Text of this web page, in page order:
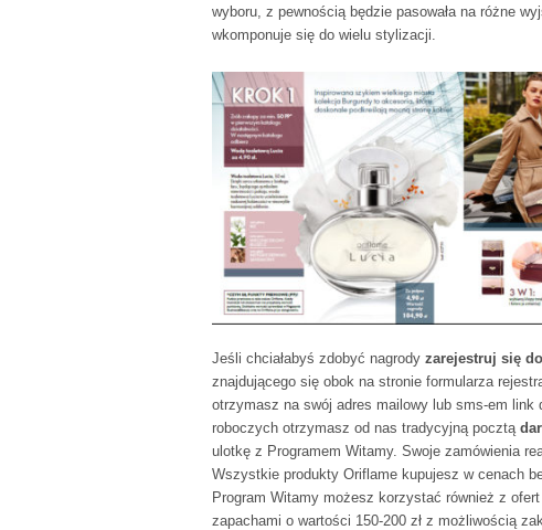
wyboru, z pewnością będzie pasowała na różne
wkomponuje się do wielu stylizacji.
Jeśli chciałabyś zdobyć nagrody zarejestruj się
znajdującego się obok na stronie formularza
otrzymasz na swój adres mailowy lub sms-em
roboczych otrzymasz od nas tradycyjną pocztą
ulotkę z Programem Witamy. Swoje zamówienia
Wszystkie produkty Oriflame kupujesz w cenach
Program Witamy możesz korzystać również z
zapachami o wartości 150-200 zł z możliwością